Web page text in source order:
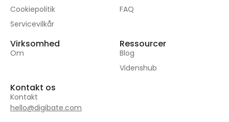
Cookiepolitik
Servicevilkår
FAQ
Virksomhed
Om
Ressourcer
Blog
Videnshub
Kontakt os
Kontakt
hello@digibate.com